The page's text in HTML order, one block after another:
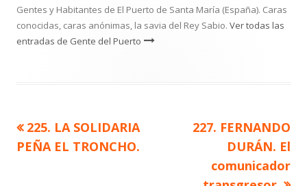
Gentes y Habitantes de El Puerto de Santa María (España). Caras
conocidas, caras anónimas, la savia del Rey Sabio. Ver todas las
entradas de Gente del Puerto
Navegación
Artículo
anterior
225. LA SOLIDARIA
PEÑA EL TRONCHO.
Artículo
siguiente
227. FERNANDO
DURÁN. El
comunicador